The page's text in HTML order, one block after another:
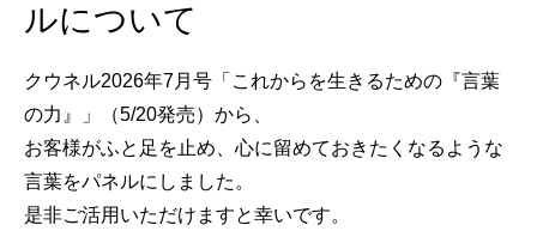
ルについて
クウネル2026年7月号「これからを生きるための『言葉
の力』」（5/20発売）から、
お客様がふと足を止め、心に留めておきたくなるような
言葉をパネルにしました。
是非ご活用いただけますと幸いです。